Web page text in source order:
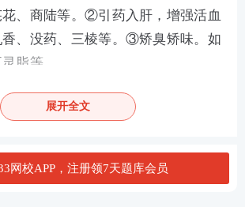
、商陆等。 ②引药入肝，增强活血
、没药、三棱等。 ③矫臭矫味。如
脂等。
师报考问题可以添加学霸君为你解
霸君为好友加入执业药师备考群，在
快扫码进群↓↓↓
展开全文
网校APP，注册领7天题库会员